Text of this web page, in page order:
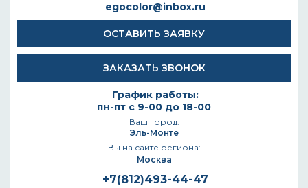
egocolor@inbox.ru
ОСТАВИТЬ ЗАЯВКУ
ЗАКАЗАТЬ ЗВОНОК
График работы:
пн-пт с 9-00 до 18-00
Ваш город:
Эль-Монте
Вы на сайте региона:
Москва
+7(812)493-44-47